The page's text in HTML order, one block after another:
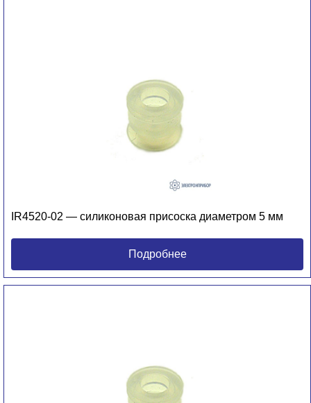
IR4520-02 — силиконовая присоска диаметром 5 мм
Подробнее